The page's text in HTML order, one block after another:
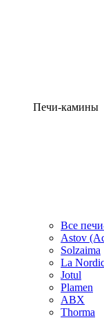
Печи-камины
Все
Astov
Solzaima
La
Jotul
Plamen
ABX
Thorma